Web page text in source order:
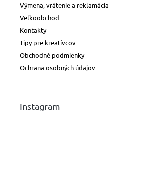
Výmena, vrátenie a reklamácia
Veľkoobchod
Kontakty
Tipy pre kreatívcov
Obchodné podmienky
Ochrana osobných údajov
Instagram